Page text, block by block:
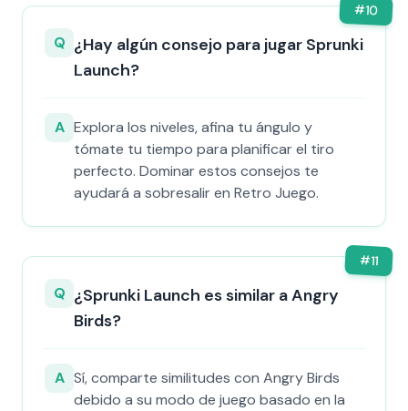
#10
Q ¿Hay algún consejo para jugar Sprunki
Launch?
A Explora los niveles, afina tu ángulo y
tómate tu tiempo para planificar el tiro
perfecto. Dominar estos consejos te
ayudará a sobresalir en Retro Juego.
#11
Q ¿Sprunki Launch es similar a Angry
Birds?
A Sí, comparte similitudes con Angry Birds
debido a su modo de juego basado en la